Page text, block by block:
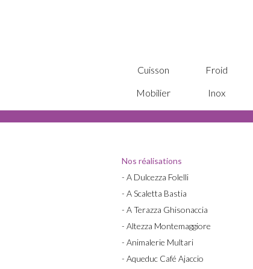
Cuisson Froid
Mobilier
Inox
Nos réalisations
- A Dulcezza Folelli
- A Scaletta Bastia
- A Terazza Ghisonaccia
- Altezza Montemaggiore
- Animalerie Multari
- Aqueduc Café Ajaccio